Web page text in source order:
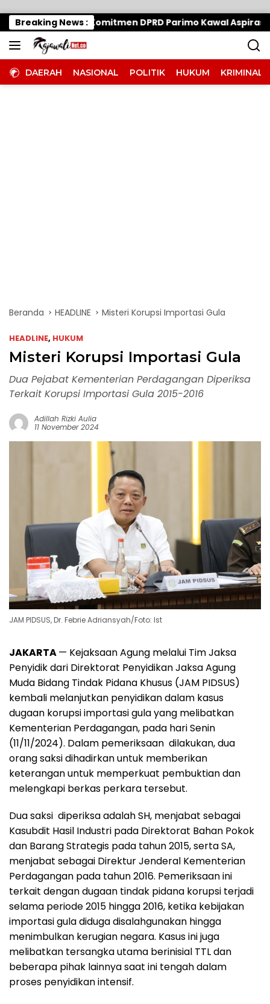
Breaking News :
Halangi Komitmen DPRD Parimo Kawal Aspirasi Warga
DAERAH NASIONAL POLITIK HUKUM KRIMINAL
Beranda HEADLINE Misteri Korupsi Importasi Gula
HEADLINE, HUKUM
Misteri Korupsi Importasi Gula
Dua Pejabat Kementerian Perdagangan Diperiksa
Terkait Korupsi Importasi Gula 2015-2016
Adillah Rizki Aulia
11 November 2024
JAM PIDSUS, Dr. Febrie Adriansyah/Foto: Ist
JAKARTA— Kejaksaan Agung melalui Tim Jaksa
Penyidik dari Direktorat Penyidikan Jaksa Agung
Muda Bidang Tindak Pidana Khusus (JAM PIDSUS)
kembali melanjutkan penyidikan dalam kasus
dugaan korupsi importasi gula yang melibatkan
Kementerian Perdagangan, pada hari Senin
(11/11/2024). Dalam pemeriksaan dilakukan, dua
orang saksi dihadirkan untuk memberikan
keterangan untuk memperkuat pembuktian dan
melengkapi berkas perkara tersebut.
Dua saksi diperiksa adalah SH, menjabat sebagai
Kasubdit Hasil Industri pada Direktorat Bahan Pokok
dan Barang Strategis pada tahun 2015, serta SA,
menjabat sebagai Direktur Jenderal Kementerian
Perdagangan pada tahun 2016. Pemeriksaan ini
terkait dengan dugaan tindak pidana korupsi terjadi
selama periode 2015 hingga 2016, ketika kebijakan
importasi gula diduga disalahgunakan hingga
menimbulkan kerugian negara. Kasus ini juga
melibatkan tersangka utama berinisial TTL dan
beberapa pihak lainnya saat ini tengah dalam
proses penyidikan intensif.